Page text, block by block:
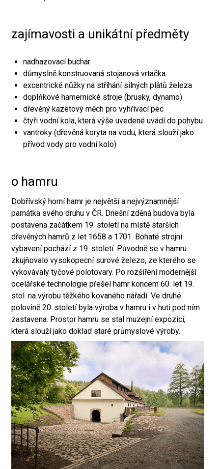
zajímavosti a unikátní předměty
nadhazovací buchar
důmyslně konstruovaná stojanová vrtačka
excentrické nůžky na stříhání silných plátů železa
doplňkové hamernické stroje (brusky, dynamo)
dřevěný kazetový měch pro vyhřívací pec
čtyři vodní kola, která výše uvedené uvádí do pohybu
vantroky (dřevěná koryta na vodu, která slouží jako
přívod vody pro vodní kolo)
o hamru
Dobřívský horní hamr je největší a nejvýznamnější
památka svého druhu v ČR. Dnešní zděná budova byla
postavena začátkem 19. století na místě starších
dřevěných hamrů z let 1658 a 1701. Bohaté strojní
vybavení pochází z 19. století. Původně se v hamru
zkujňovalo vysokopecní surové železo, ze kterého se
vykovávaly tyčové polotovary. Po rozšíření modernější
ocelářské technologie přešel hamr koncem 60. let 19.
stol. na výrobu těžkého kovaného nářadí. Ve druhé
polovině 20. století byla výroba v hamru i v huti pod ním
zastavena. Prostor hamru se stal muzejní expozicí,
která slouží jako doklad staré průmyslové výroby.